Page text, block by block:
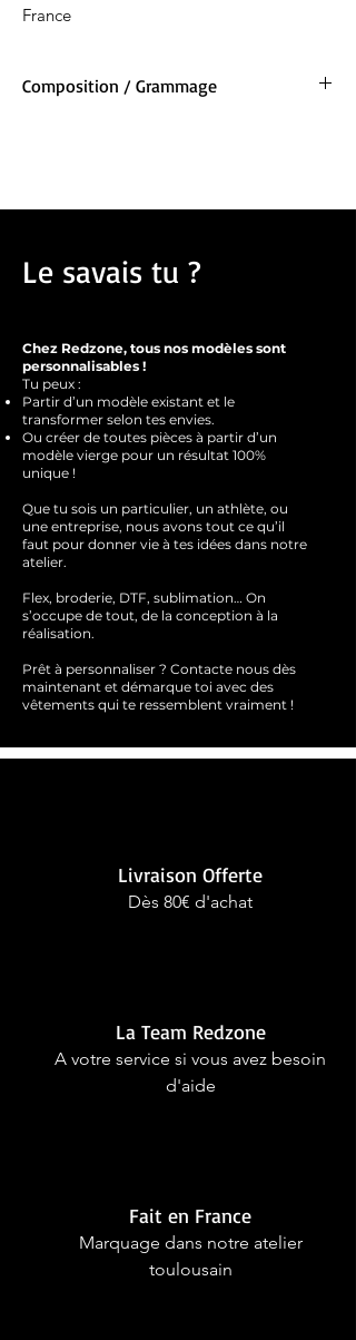
France
Composition / Grammage
Le savais tu ?
Chez Redzone, tous nos modèles sont
personnalisables !
Tu peux :
Partir d’un modèle existant et le
transformer selon tes envies.
Ou créer de toutes pièces à partir d’un
modèle vierge pour un résultat 100%
unique !
Que tu sois un particulier, un athlète, ou
une entreprise, nous avons tout ce qu’il
faut pour donner vie à tes idées dans notre
atelier.
Flex, broderie, DTF, sublimation… On
s’occupe de tout, de la conception à la
réalisation.
Prêt à personnaliser ? Contacte nous dès
maintenant et démarque toi avec des
vêtements qui te ressemblent vraiment !
Livraison Offerte
Dès 80€ d'achat
La Team Redzone
A votre service si vous avez besoin
d'aide
Fait en France
Marquage dans notre atelier
toulousain